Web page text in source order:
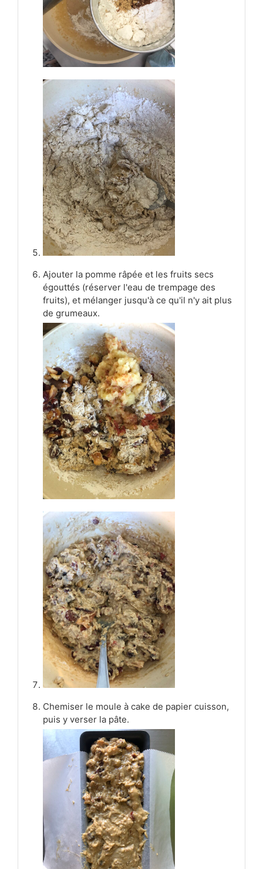
Ajouter la pomme râpée et les fruits secs
égouttés (réserver l'eau de trempage des
fruits), et mélanger jusqu'à ce qu'il n'y ait plus
de grumeaux.
Chemiser le moule à cake de papier cuisson,
puis y verser la pâte.